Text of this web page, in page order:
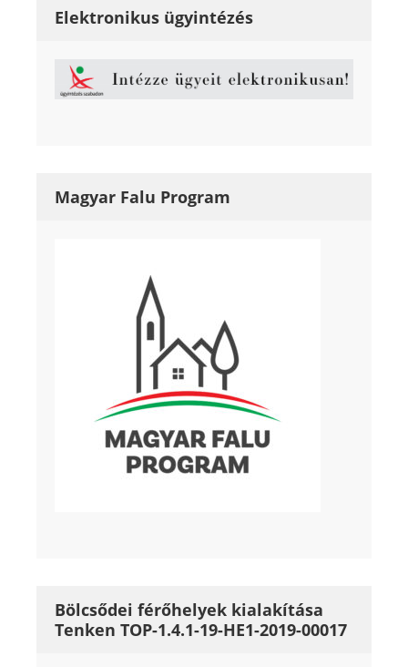
Elektronikus ügyintézés
Magyar Falu Program
Bölcsődei férőhelyek kialakítása
Tenken TOP-1.4.1-19-HE1-2019-00017